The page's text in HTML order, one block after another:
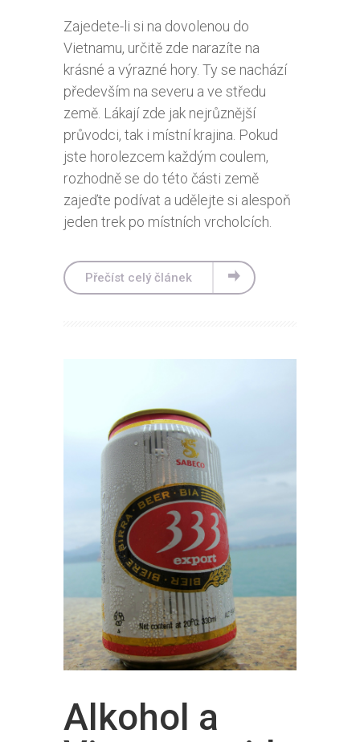
Zajedete-li si na dovolenou do
Vietnamu, určitě zde narazíte na
krásné a výrazné hory. Ty se nachází
především na severu a ve středu
země. Lákají zde jak nejrůznější
průvodci, tak i místní krajina. Pokud
jste horolezcem každým coulem,
rozhodně se do této části země
zajeďte podívat a udělejte si alespoň
jeden trek po místních vrcholcích.
Přečíst celý článek
Alkohol a